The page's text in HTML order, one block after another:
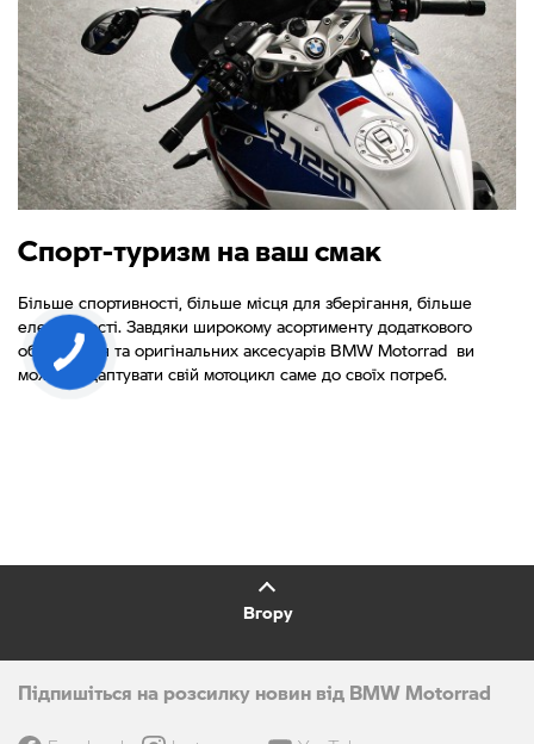
Спорт-туризм на ваш смак
Більше спортивності, більше місця для зберігання, більше
елегантності. Завдяки широкому асортименту додаткового
обладнання та оригінальних аксесуарів BMW Motorrad ви
можете адаптувати свій мотоцикл саме до своїх потреб.
Вгору
Підпишіться на розсилку новин від BMW Motorrad